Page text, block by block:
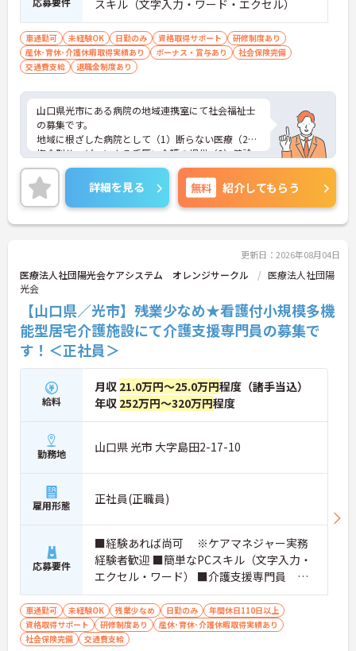
スキル（文字入力・ワード・エクセル）
車通勤可 未経験OK 日勤のみ 資格取得サポート
研修制度あり
産休･育休･介護休暇取得実績あり
ボーナス・賞与あり
社会保険完備
交通費支給
退職金制度あり
山口県光市にある病院の地域連携室にて社会福祉士
の募集です。
地域に根ざした病院として（1）断らない医療（2）
複合型サービスによる手厚い介護の提供（3）健診
をはじめとした幅広い年代への予防活動に取り組ん
でいる法人様です！現場経験のない方でもチャレン
ジできる職場で、しっかりとしたフォロー体制で、
経験に関わらず安心してスタートできます。
ご興味ある方には、面接対策ポイントなど、さらに
詳細を見る 無料 紹介してもらう
更新日：2026年08月04日
医療法人社団陽光会ケアシステム オレンジサークル
医療法人社団陽
光会
【山口県／光市】残業少なめ★看護付小規模多機
能型居宅介護施設にて介護支援専門員の募集で
す！＜正社員＞
給料
月収 21.0万円～25.0万円程度（諸手当込）
年収 252万円～320万円程度
勤務地 山口県 光市 大字島田2-17-10
雇用形態 正社員(正職員)
応募要件
■経験あれば尚可 ※ケアマネジャー実務
経験者歓迎 ■簡単なPCスキル（文字入力・
エクセル・ワード） ■介護支援専門員 ※
必須
車通勤可 未経験OK 残業少なめ 日勤のみ
年間休日110日以上
資格取得サポート
研修制度あり
産休･育休･介護休暇取得実績あり
社会保険完備
交通費支給